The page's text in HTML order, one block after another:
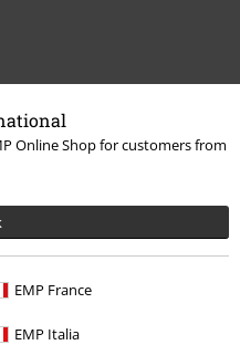
Online Shop for customers from
EMP France
EMP Italia